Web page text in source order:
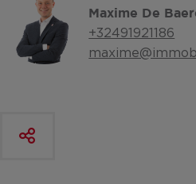
Maxime De
+32491921186